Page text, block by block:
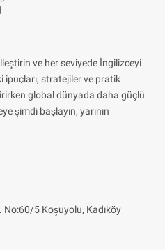
ve her seviyede İngilizceyi
stratejiler ve pratik
global dünyada daha güçlü
şimdi başlayın, yarının
5 Koşuyolu, Kadıköy